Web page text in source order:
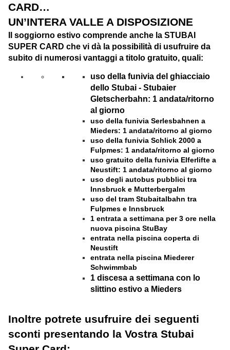
CARD…
UN’INTERA VALLE A DISPOSIZIONE
Il soggiorno estivo comprende anche la STUBAI
SUPER CARD che vi dà la possibilità di usufruire da
subito di numerosi vantaggi a titolo gratuito, quali:
uso della funivia del ghiacciaio
dello Stubai - Stubaier
Gletscherbahn: 1 andata/ritorno
al giorno
uso della funivia Serlesbahnen a
Mieders: 1 andata/ritorno al giorno
uso della funivia Schlick 2000 a
Fulpmes: 1 andata/ritorno al giorno
uso gratuito della funivia Elferlifte a
Neustift: 1 andata/ritorno al giorno
uso degli autobus pubblici tra
Innsbruck e Mutterbergalm
uso del tram Stubaitalbahn tra
Fulpmes e Innsbruck
1 entrata a settimana per 3 ore nella
nuova piscina StuBay
entrata nella piscina coperta di
Neustift
entrata nella piscina Miederer
Schwimmbab
1 discesa a settimana con lo
slittino estivo a Mieders
Inoltre potrete usufruire dei seguenti
sconti presentando la Vostra Stubai